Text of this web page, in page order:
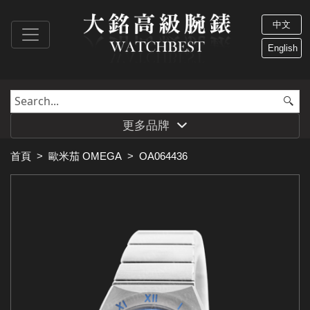
中文
English
更多品牌
首頁 > 歐米茄 OMEGA > OA064436